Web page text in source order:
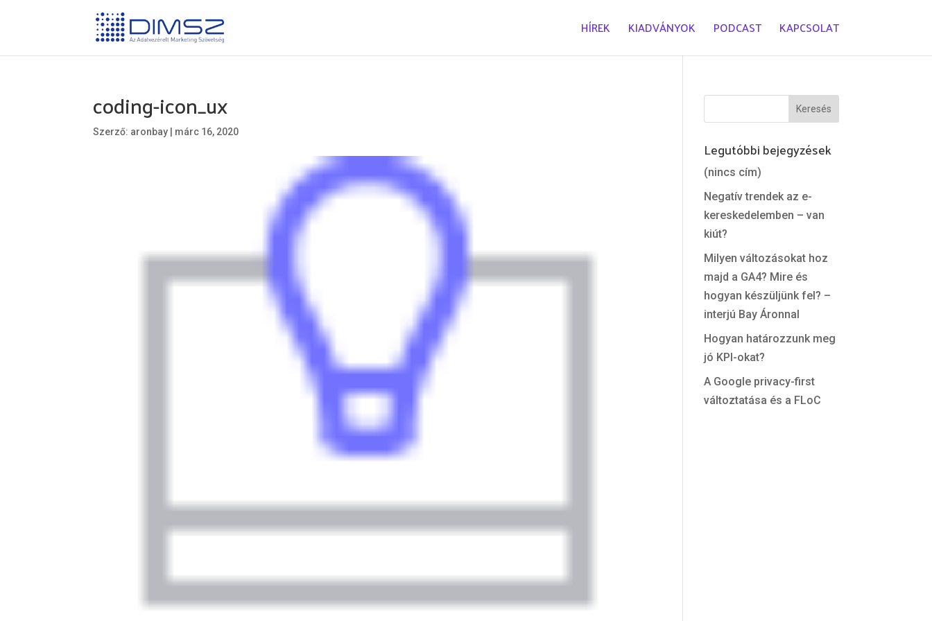
HÍREK KIADVÁNYOK PODCAST KAPCSOLAT
coding-icon_ux
Szerző: aronbay márc 16, 2020
Legutóbbi bejegyzések
(nincs cím)
Negatív trendek az e-
kereskedelemben – van
kiút?
Milyen változásokat hoz
majd a GA4? Mire és
hogyan készüljünk fel? –
interjú Bay Áronnal
Hogyan határozzunk meg
jó KPI-okat?
A Google privacy-first
változtatása és a FLoC